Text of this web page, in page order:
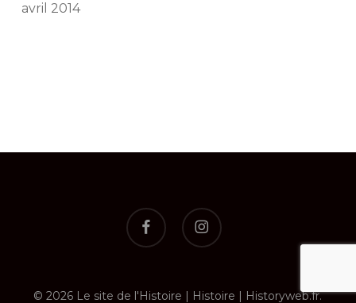
avril 2014
facebook instagram
© 2026 Le site de l'Histoire | Histoire | Historyweb.fr.